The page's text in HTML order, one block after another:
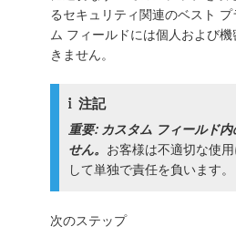
るセキュリティ関連のベスト
ム フィールドには個人および
きません。
注記
重要: カスタム フィールド
せん。 お客様は不適切な使
して単独で責任を負います。
次のステップ